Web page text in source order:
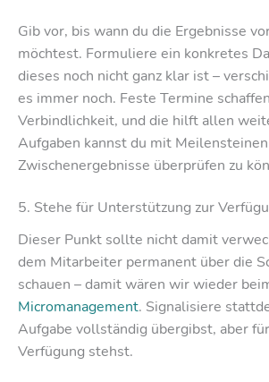
Gib vor, bis wann du die Ergebnisse
möchtest. Formuliere ein konkretes
dieses noch nicht ganz klar ist –
es immer noch. Feste Termine
Verbindlichkeit, und die hilft allen
Aufgaben kannst du mit
Zwischenergebnisse überprüfen zu
5. Stehe für Unterstützung zur
Dieser Punkt sollte nicht damit
dem Mitarbeiter permanent über die
schauen – damit wären wir wieder
Micromanagement. Signalisiere
Aufgabe vollständig übergibst, aber
Verfügung stehst.